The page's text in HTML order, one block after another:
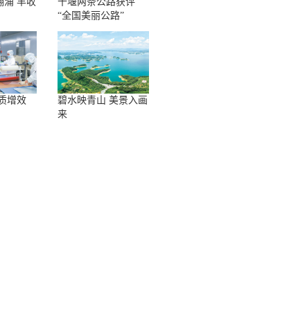
“全国美丽公路”
增效
碧水映青山 美景入画
来